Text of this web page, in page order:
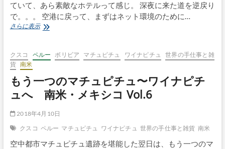
ていて、あら素敵なホテルって感じ。 深夜に来た道を逆戻り
で。。。 空港に戻って、まずはネット環境のために…
さらに表示南
キ
シ
買
付
旅
ス
ク
へ
クスコ ペルー ボリビア マチュピチュ ワイナピチュ
世界の手仕事と雑
貨 南米
もう一つのマチュピチュ〜ワイナピチ
ュへ 南米・メキシコ Vol.6
2018年4月10日
クスコ ペルー マチュピチュ ワイナピチュ 世界の手仕事と雑貨 南米
空中都市マチュピチュ遺跡を堪能した翌日は、もう一つのマ